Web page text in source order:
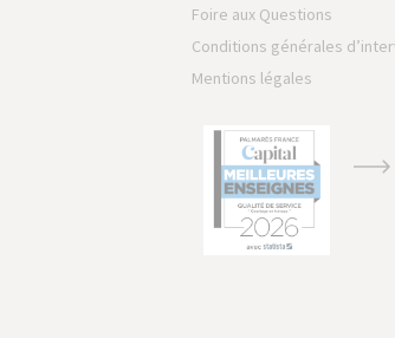
Foire aux Questions
Conditions générales
Mentions légales